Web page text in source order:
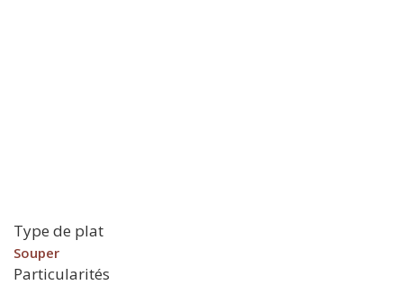
Type de plat
Souper
Particularités